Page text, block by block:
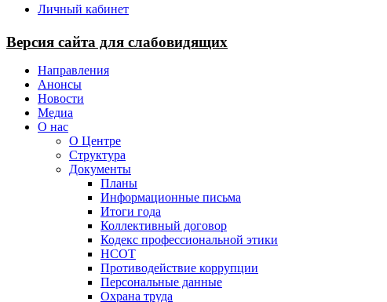
Личный кабинет
Версия сайта для слабовидящих
Направления
Анонсы
Новости
Медиа
О нас
О Центре
Структура
Документы
Планы
Информационные письма
Итоги года
Коллективный договор
Кодекс профессиональной этики
НСОТ
Противодействие коррупции
Персональные данные
Охрана труда